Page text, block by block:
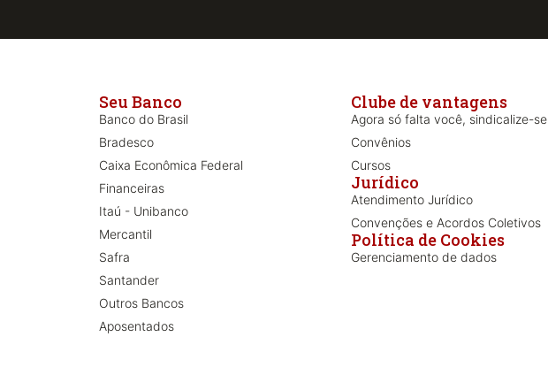
Seu Banco
Banco do Brasil
Bradesco
Caixa Econômica Federal
Financeiras
Itaú - Unibanco
Mercantil
Safra
Santander
Outros Bancos
Aposentados
Clube de vantagens
Agora só falta você, sindicalize-se
Convênios
Cursos
Jurídico
Atendimento Jurídico
Convenções e Acordos Coletivos
Política de Cookies
Gerenciamento de dados